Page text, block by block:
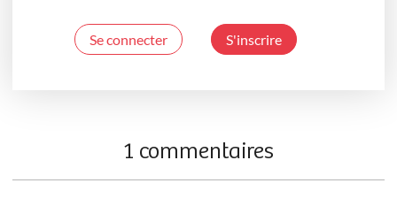
Se connecter S'inscrire
1 commentaires